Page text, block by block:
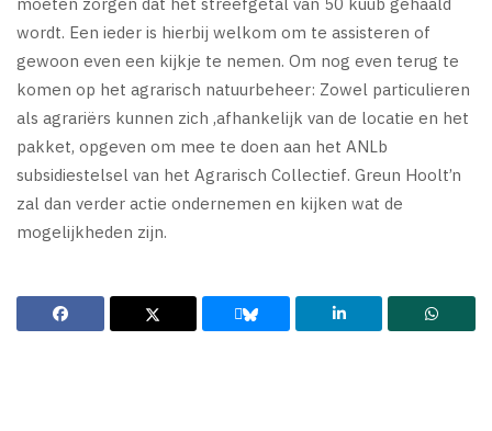
wordt. Een ieder is hierbij welkom om te assisteren of
gewoon even een kijkje te nemen. Om nog even terug te
komen op het agrarisch natuurbeheer: Zowel particulieren
als agrariërs kunnen zich ,afhankelijk van de locatie en het
pakket, opgeven om mee te doen aan het ANLb
subsidiestelsel van het Agrarisch Collectief. Greun Hoolt’n
zal dan verder actie ondernemen en kijken wat de
mogelijkheden zijn.